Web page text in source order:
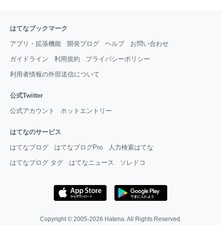
はてなブックマーク
アプリ・拡張機能 開発ブログ ヘルプ お問い合わせ
ガイドライン 利用規約 プライバシーポリシー
利用者情報の外部送信について
公式Twitter
公式アカウント ホットエントリー
はてなのサービス
はてなブログ はてなブログPro 人力検索はてな
はてなブログ タグ はてなニュース ソレドコ
Copyright © 2005-2026 Hatena. All Rights Reserved.